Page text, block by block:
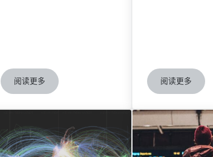
阅读更多330个直达法兰克福的航班：世界上联系最紧密的机场
阅读更多欧洲和美